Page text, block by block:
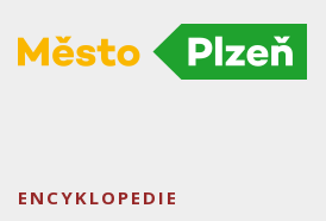
ENCYKLOPEDIE